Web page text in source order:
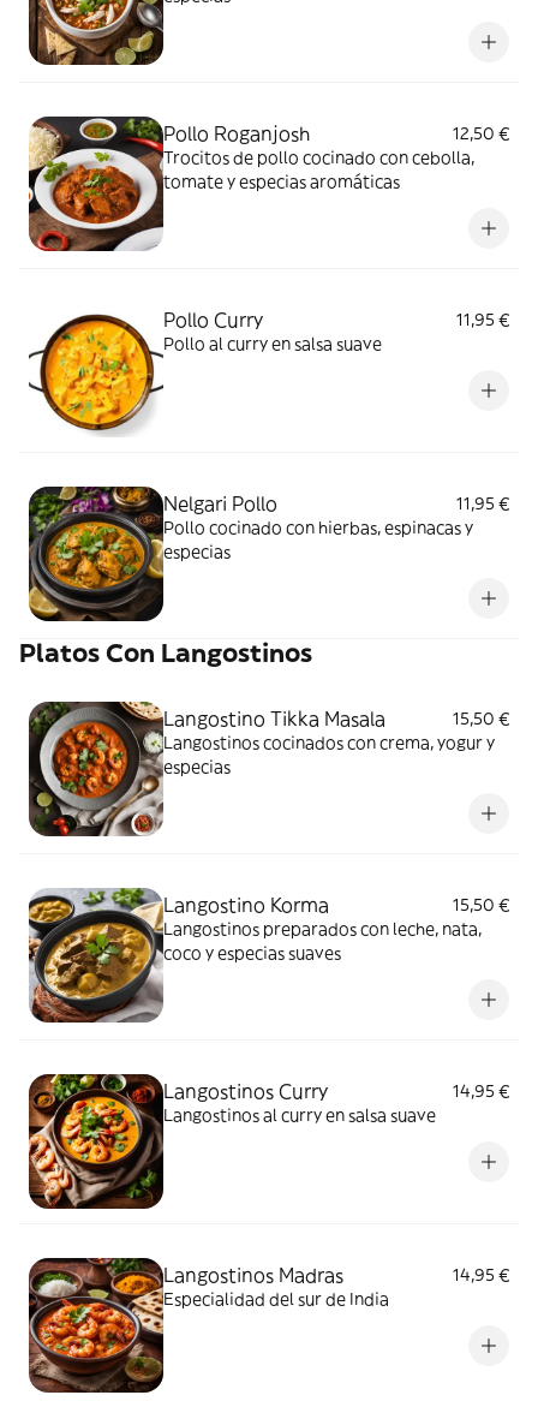
Pollo Roganjosh
12,50 €
Trocitos de pollo cocinado con cebolla,
tomate y especias aromáticas
Pollo Curry
11,95 €
Pollo al curry en salsa suave
Nelgari Pollo
11,95 €
Pollo cocinado con hierbas, espinacas y
especias
Platos Con Langostinos
Langostino Tikka Masala
15,50 €
Langostinos cocinados con crema, yogur y
especias
Langostino Korma
15,50 €
Langostinos preparados con leche, nata,
coco y especias suaves
Langostinos Curry
14,95 €
Langostinos al curry en salsa suave
Langostinos Madras
14,95 €
Especialidad del sur de India